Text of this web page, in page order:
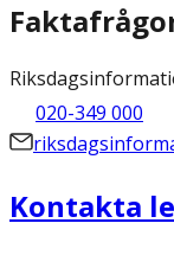
020-349 000
Kontakta